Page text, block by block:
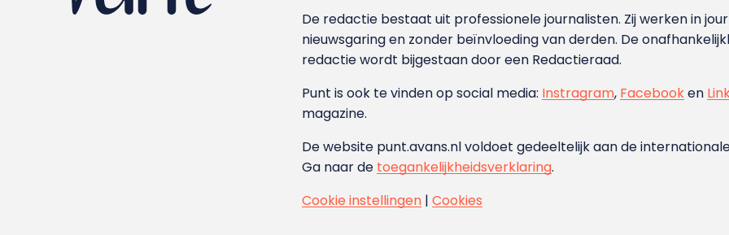
De redactie bestaat uit professionele journalisten. Zij werken in
nieuwsgaring en zonder beïnvloeding van derden. De
redactie wordt bijgestaan door een Redactieraad.
Punt is ook te vinden op social media: Instragram, Facebooken
magazine.
De website punt.avans.nl voldoet gedeeltelijk aan de
Ga naar de toegankelijkheidsverklaring.
Cookie instellingen |Cookies